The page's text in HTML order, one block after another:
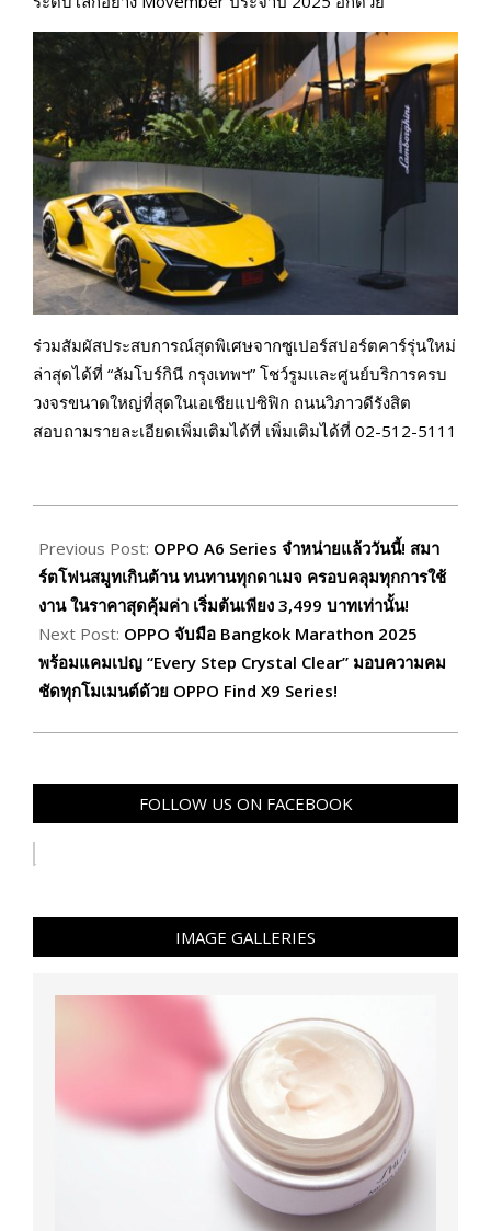
ร่วมสัมผัสประสบการณ์สุดพิเศษจากซูเปอร์สปอร์ตคาร์รุ่นใหม่
ล่าสุดได้ที่ “ลัมโบร์กินี กรุงเทพฯ” โชว์รูมและศูนย์บริการครบ
วงจรขนาดใหญ่ที่สุดในเอเชียแปซิฟิก ถนนวิภาวดีรังสิต
สอบถามรายละเอียดเพิ่มเติมได้ที่ เพิ่มเติมได้ที่ 02-512-5111
12-
05
Previous Post: OPPO A6 Series จำหน่ายแล้ววันนี้! สมา
ร์ตโฟนสมูทเกินต้าน ทนทานทุกดาเมจ ครอบคลุมทุกการใช้
งาน ในราคาสุดคุ้มค่า เริ่มต้นเพียง 3,499 บาทเท่านั้น!
Next Post: OPPO จับมือ Bangkok Marathon 2025
พร้อมแคมเปญ “Every Step Crystal Clear” มอบความคม
ชัดทุกโมเมนต์ด้วย OPPO Find X9 Series!
FOLLOW US ON FACEBOOK
IMAGE GALLERIES